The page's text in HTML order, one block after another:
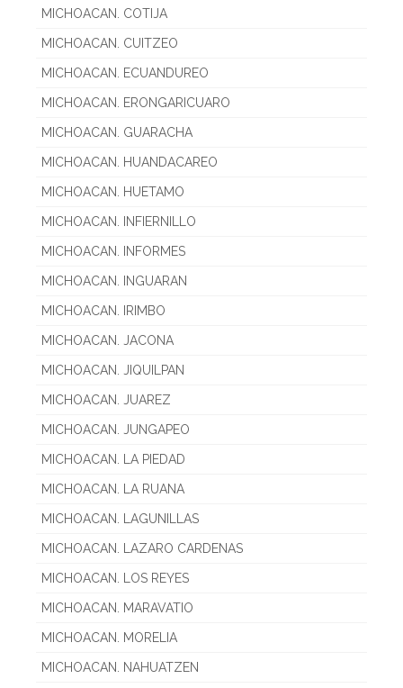
MICHOACAN. COTIJA
MICHOACAN. CUITZEO
MICHOACAN. ECUANDUREO
MICHOACAN. ERONGARICUARO
MICHOACAN. GUARACHA
MICHOACAN. HUANDACAREO
MICHOACAN. HUETAMO
MICHOACAN. INFIERNILLO
MICHOACAN. INFORMES
MICHOACAN. INGUARAN
MICHOACAN. IRIMBO
MICHOACAN. JACONA
MICHOACAN. JIQUILPAN
MICHOACAN. JUAREZ
MICHOACAN. JUNGAPEO
MICHOACAN. LA PIEDAD
MICHOACAN. LA RUANA
MICHOACAN. LAGUNILLAS
MICHOACAN. LAZARO CARDENAS
MICHOACAN. LOS REYES
MICHOACAN. MARAVATIO
MICHOACAN. MORELIA
MICHOACAN. NAHUATZEN